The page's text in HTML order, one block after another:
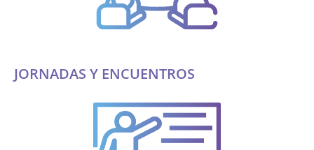
JORNADAS Y ENCUENTROS